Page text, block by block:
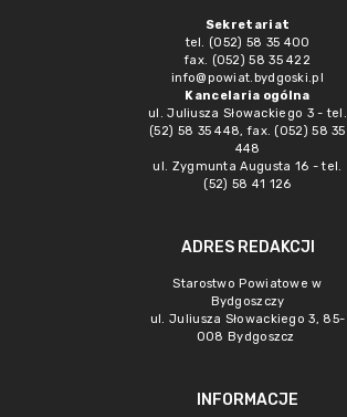
Sekretariat
tel. (052) 58 35 400
fax. (052) 58 35 422
info@powiat.bydgoski.pl
Kancelaria ogólna
ul. Juliusza Słowackiego 3 - tel.
(52) 58 35 448, fax. (052) 58 35
448
ul. Zygmunta Augusta 16 - tel.
(52) 58 41 126
ADRES REDAKCJI
Starostwo Powiatowe w
Bydgoszczy
ul. Juliusza Słowackiego 3, 85-
008 Bydgoszcz
INFORMACJE